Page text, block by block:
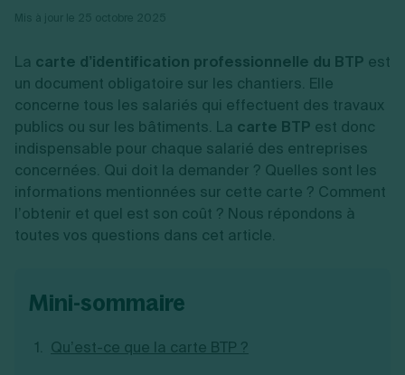
Restauration
Commerce
Transport
Ressources
Simulateur de choix de forme juridique
Calcul de charges sociales
Estimation du coût de création
Calcul d'éligibilité à l'ACRE
Création d'entreprise
Augmentation de capital
Réduction de capital
Gérer son entreprise
Gestion comptable
Approbation des comptes
Dépôt de marque
Recherche d'antériorité
Protection des créations
Confidentialité de l'adresse du dirigeant
Radiation auto entrepreneur
Mise en sommeil
Dépôt de bilan
Par métier
Conseil/finance
Vente en ligne
Services aux entreprises
Construction/travaux
Restauration
Commerce
Transport
Autres
Par fonctionnalité
Logiciel de facturation
Logiciel de comptabilité
Gestion de la trésorerie
Fiches SARL
Fiches SCI
Fiches auto-entrepreneur
Fiches association
Toutes les fiches sur la création
Autres démarches
Gestion d’entreprise
Fermeture d’entreprise
Exercice d’un métier
Sélection de fiches pratiques
Ouvrir sa société
La carte d’identification professionnelle du BTP est
un document obligatoire sur les chantiers. Elle
concerne tous les salariés qui effectuent des travaux
publics ou sur les bâtiments. La carte BTP est donc
indispensable pour chaque salarié des entreprises
concernées. Qui doit la demander ? Quelles sont les
informations mentionnées sur cette carte ? Comment
l’obtenir et quel est son coût ? Nous répondons à
toutes vos questions dans cet article.
mini-sommaire
Qu’est-ce que la carte BTP ?